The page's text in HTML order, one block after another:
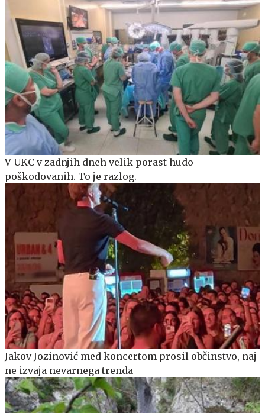
V UKC v zadnjih dneh velik porast hudo
poškodovanih. To je razlog.
Jakov Jozinović med koncertom prosil občinstvo, naj
ne izvaja nevarnega trenda